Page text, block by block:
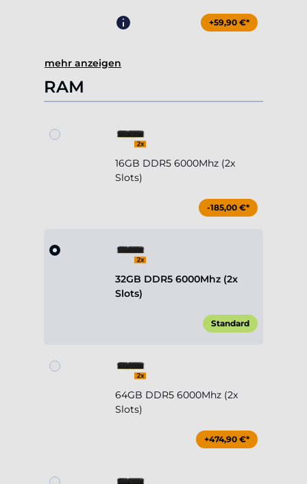
+59,90 €*
mehr anzeigen
RAM
16GB DDR5 6000Mhz (2x
Slots)
-185,00 €*
32GB DDR5 6000Mhz (2x
Slots)
Standard
64GB DDR5 6000Mhz (2x
Slots)
+474,90 €*